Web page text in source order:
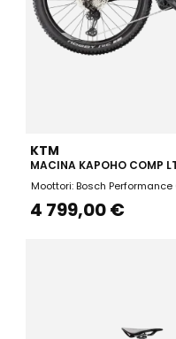
KTM
MACINA KAPOHO COMP
Moottori: Bosch Performance
4 799,00 €